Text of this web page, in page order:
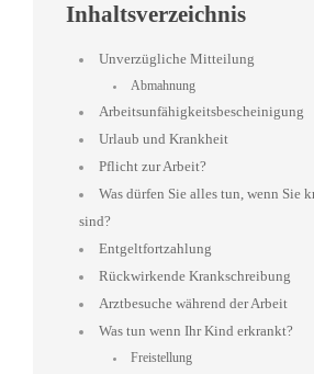
Inhaltsverzeichnis
Unverzügliche Mitteilung
Abmahnung
Arbeitsunfähigkeitsbescheinigung
Urlaub und Krankheit
Pflicht zur Arbeit?
Was dürfen Sie alles tun, wenn Sie
sind?
Entgeltfortzahlung
Rückwirkende Krankschreibung
Arztbesuche während der Arbeit
Was tun wenn Ihr Kind erkrankt?
Freistellung